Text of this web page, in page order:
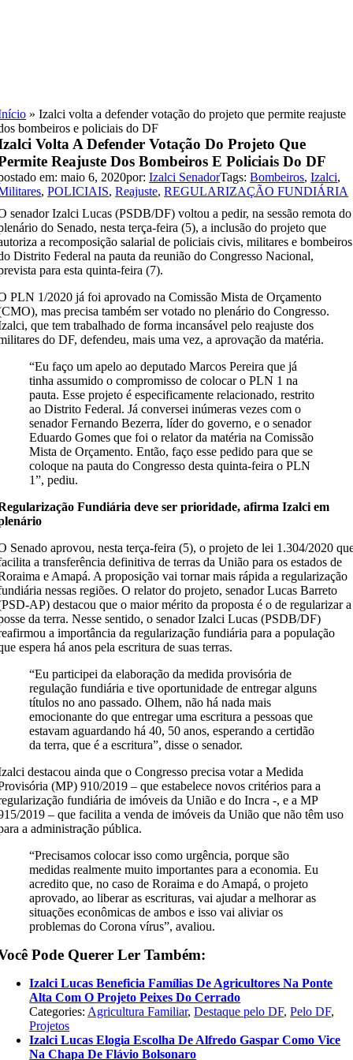
»Izalci volta a defender votação do projeto que permite reajuste
bombeiros e policiais do DF
Volta A Defender Votação Do Projeto Que
Reajuste Dos Bombeiros E Policiais Do DF
em: maio 6, 2020por:Izalci SenadorTags:Bombeiros,Izalci,
,POLICIAIS,Reajuste,REGULARIZAÇÃO FUNDIÁRIA
senador Izalci Lucas (PSDB/DF) voltou a pedir, na sessão remota do
do Senado, nesta terça-feira (5), a inclusão do projeto que
a recomposição salarial de policiais civis, militares e bombeiros
Distrito Federal na pauta da reunião do Congresso Nacional,
para esta quinta-feira (7).
PLN 1/2020 já foi aprovado na Comissão Mista de Orçamento
mas precisa também ser votado no plenário do Congresso.
que tem trabalhado de forma incansável pelo reajuste dos
do DF, defendeu, mais uma vez, a aprovação da matéria.
“Eu faço um apelo ao deputado Marcos Pereira que já
tinha assumido o compromisso de colocar o PLN 1 na
pauta. Esse projeto é especificamente relacionado, restrito
ao Distrito Federal. Já conversei inúmeras vezes com o
senador Fernando Bezerra, líder do governo, e o senador
Eduardo Gomes que foi o relator da matéria na Comissão
Mista de Orçamento. Então, faço esse pedido para que se
coloque na pauta do Congresso desta quinta-feira o PLN
1”, pediu.
Fundiária deve ser prioridade, afirma Izalci em
Senado aprovou, nesta terça-feira (5), o projeto de lei 1.304/2020
a transferência definitiva de terras da União para os estados de
e Amapá. A proposição vai tornar mais rápida a regularização
nessas regiões. O relator do projeto, senador Lucas Barreto
AP) destacou que o maior mérito da proposta é o de regularizar a
da terra. Nesse sentido, o senador Izalci Lucas (PSDB/DF)
a importância da regularização fundiária para a população
espera há anos pela escritura de suas terras.
“Eu participei da elaboração da medida provisória de
regulação fundiária e tive oportunidade de entregar alguns
títulos no ano passado. Olhem, não há nada mais
emocionante do que entregar uma escritura a pessoas que
estavam aguardando há 40, 50 anos, esperando a certidão
da terra, que é a escritura”, disse o senador.
destacou ainda que o Congresso precisa votar a Medida
(MP) 910/2019 – que estabelece novos critérios para a
fundiária de imóveis da União e do Incra -, e a MP
2019 – que facilita a venda de imóveis da União que não têm uso
a administração pública.
“Precisamos colocar isso como urgência, porque são
medidas realmente muito importantes para a economia. Eu
acredito que, no caso de Roraima e do Amapá, o projeto
aprovado, ao liberar as escrituras, vai ajudar a melhorar as
situações econômicas de ambos e isso vai aliviar os
problemas do Corona vírus”, avaliou.
Pode Querer Ler Também:
Izalci Lucas Beneficia Famílias De Agricultores Na Ponte
Alta Com O Projeto Peixes Do Cerrado
Categories: Agricultura Familiar,Destaque pelo DF,Pelo DF,
Projetos
Izalci Lucas Elogia Escolha De Alfredo Gaspar Como Vice
Na Chapa De Flávio Bolsonaro